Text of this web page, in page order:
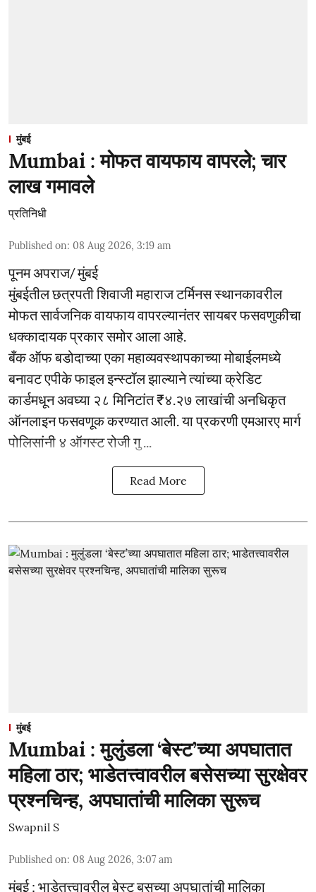
मुंबई
Mumbai : मोफत वायफाय वापरले; चार
लाख गमावले
प्रतिनिधी
Published on: 08 Aug 2026, 3:19 am
पूनम अपराज/ मुंबई
मुंबईतील छत्रपती शिवाजी महाराज टर्मिनस स्थानकावरील
मोफत सार्वजनिक वायफाय वापरल्यानंतर सायबर फसवणुकीचा
धक्कादायक प्रकार समोर आला आहे.
बँक ऑफ बडोदाच्या एका महाव्यवस्थापकाच्या मोबाईलमध्ये
बनावट एपीके फाइल इन्स्टॉल झाल्याने त्यांच्या क्रेडिट
कार्डमधून अवघ्या २८ मिनिटांत ₹४.२७ लाखांची अनधिकृत
ऑनलाइन फसवणूक करण्यात आली. या प्रकरणी एमआरए मार्ग
पोलिसांनी ४ ऑगस्ट रोजी गु ...
Read More
मुंबई
Mumbai : मुलुंडला ‘बेस्ट’च्या अपघातात
महिला ठार; भाडेतत्त्वावरील बसेसच्या सुरक्षेवर
प्रश्नचिन्ह, अपघातांची मालिका सुरूच
Swapnil S
Published on: 08 Aug 2026, 3:07 am
मुंबई : भाडेतत्त्वावरील बेस्ट बसच्या अपघातांची मालिका